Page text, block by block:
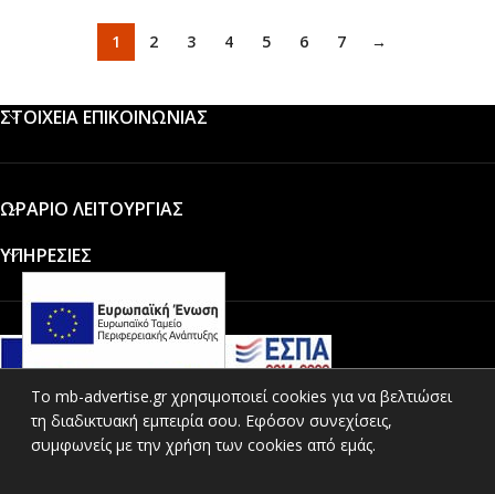
1 2 3 4 5 6 7 →
ΣΤΟΙΧΕΙΑ ΕΠΙΚΟΙΝΩΝΙΑΣ
ΩΡΑΡΙΟ ΛΕΙΤΟΥΡΓΙΑΣ
ΥΠΗΡΕΣΙΕΣ
ΚΑΤΗΓΟΡΙΕΣ ΠΡΟΪΟΝΤΩΝ
To mb-advertise.gr χρησιμοποιεί cookies για να βελτιώσει
τη διαδικτυακή εμπειρία σου. Εφόσον συνεχίσεις,
συμφωνείς με την χρήση των cookies από εμάς.